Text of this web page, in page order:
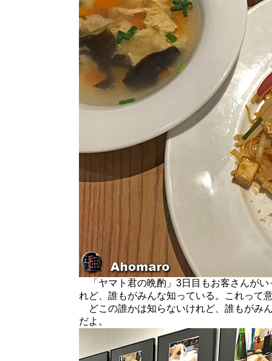
「ヤマト君の晩酌」3日目もお客さんが
れど、誰もがみんな知っている。これって
どこの誰かは知らないけれど、誰もがみ
だよ。